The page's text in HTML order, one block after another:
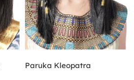
Paruka Kleopatra